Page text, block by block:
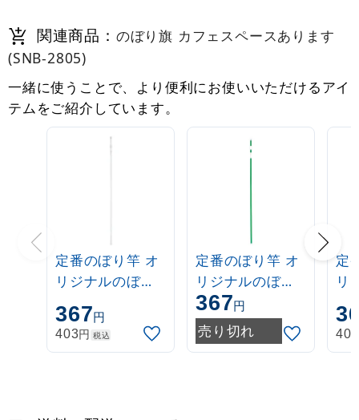
関連商品： のぼり旗 カフェスペースあります
(SNB-2805)
一緒に使うことで、より便利にお使いいただけるアイ
テムをご紹介しています。
定番のぼり竿 オ
リジナルのぼり
ポール 1.6～3m
伸縮式 白
(30537***)
367円
403円 税込
定番のぼり竿 オ
リジナルのぼり
ポール 1.6～3m
伸縮式 緑
(30537GRN)
367円
売り切れ
定
リ
ポ
伸
403